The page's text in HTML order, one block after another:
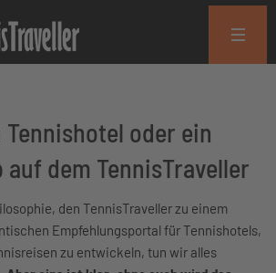
oder ein
auf dem TennisTraveller
den TennisTraveller zu einem
Empfehlungsportal für Tennishotels,
zu entwickeln, tun wir alles